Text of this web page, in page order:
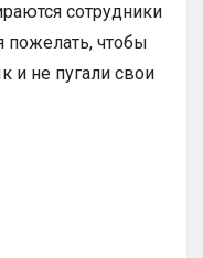
сотрудники
пожелать, чтобы
и не пугали свои